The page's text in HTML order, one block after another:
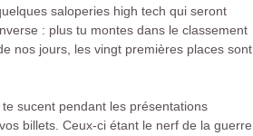
saloperies high tech qui seront
: plus tu montes dans le classement
nos jours, les vingt premières places sont
sucent pendant les présentations
billets. Ceux-ci étant le nerf de la guerre,